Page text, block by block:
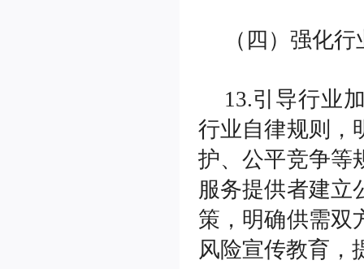
（四）强化
13.引导行业
行业自律规则，
护、公平竞争等
服务提供者建立
策，明确供需双
风险宣传教育，